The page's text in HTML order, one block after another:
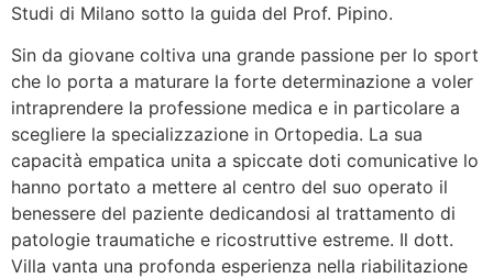
Studi di Milano sotto la guida del Prof. Pipino.
Sin da giovane coltiva una grande passione per lo sport
che lo porta a maturare la forte determinazione a voler
intraprendere la professione medica e in particolare a
scegliere la specializzazione in Ortopedia. La sua
capacità empatica unita a spiccate doti comunicative lo
hanno portato a mettere al centro del suo operato il
benessere del paziente dedicandosi al trattamento di
patologie traumatiche e ricostruttive estreme. Il dott.
Villa vanta una profonda esperienza nella riabilitazione